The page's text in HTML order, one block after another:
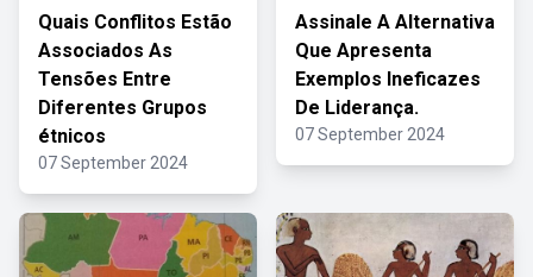
Quais Conflitos Estão
Associados As
Tensões Entre
Diferentes Grupos
étnicos
07 September 2024
Assinale A Alternativa
Que Apresenta
Exemplos Ineficazes
De Liderança.
07 September 2024